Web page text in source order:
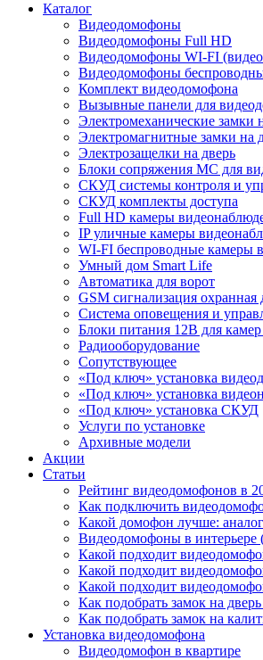
Каталог
Видеодомофоны
Видеодомофоны Full HD
Видеодомофоны WI-FI
Видеодомофоны
Комплект видеодомофона
Вызывные панели для
Электромеханические замки
Электромагнитные замки на
Электрозащелки на дверь
Блоки сопряжения МС для
СКУД системы контроля и
СКУД комплекты доступа
Full HD камеры
IP уличные камеры
WI-FI беспроводные камеры
Умный дом Smart Life
Автоматика для ворот
GSM сигнализация охранная
Cистема оповещения и
Блоки питания 12В для камер
Радиооборудование
Сопутствующее
«Под ключ» установка
«Под ключ» установка
«Под ключ» установка СКУД
Услуги по установке
Архивные модели
Акции
Статьи
Рейтинг видеодомофонов в
Как подключить
Какой домофон лучше:
Видеодомофоны в интерьере
Какой подходит
Какой подходит
Какой подходит
Как подобрать замок на
Как подобрать замок на
Установка видеодомофона
Видеодомофон в квартире